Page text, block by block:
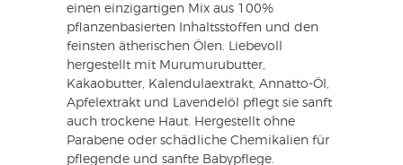
einen einzigartigen Mix aus 100%
pflanzenbasierten Inhaltsstoffen und den
feinsten ätherischen Ölen. Liebevoll
hergestellt mit Murumurubutter,
Kakaobutter, Kalendulaextrakt, Annatto-Öl,
Apfelextrakt und Lavendelöl pflegt sie sanft
auch trockene Haut. Hergestellt ohne
Parabene oder schädliche Chemikalien für
pflegende und sanfte Babypflege.